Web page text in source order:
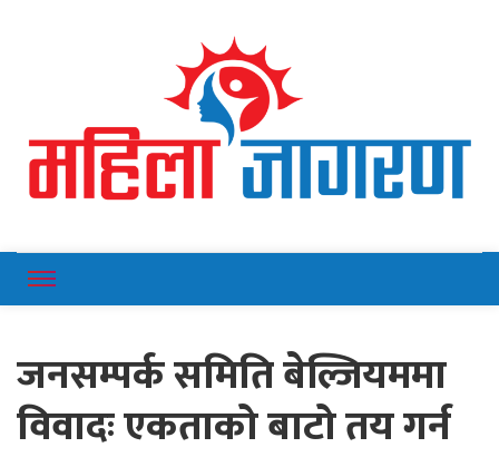
Mahilajagaran
जनसम्पर्क समिति बेल्जियममा
विवादः एकताको बाटो तय गर्न